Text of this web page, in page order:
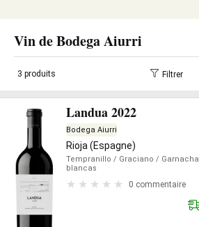
Vin de Bodega Aiurri
3 produits Filtrer
Landua 2022
Bodega Aiurri
Rioja (Espagne)
Tempranillo / Graciano / Garnacha
blancas
0 commentaire